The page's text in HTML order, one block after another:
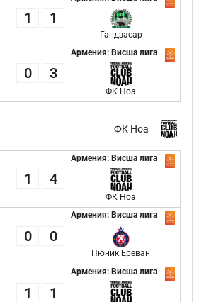
1 1
Гандзасар
Армения: Висша лига
0 3
ФК Ноа
ФК Ноа
Армения: Висша лига
1 4
ФК Ноа
Армения: Висша лига
0 0
Пюник Ереван
Армения: Висша лига
1 1